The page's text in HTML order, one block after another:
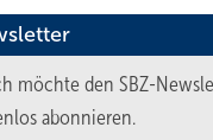
möchte den SBZ-
abonnieren.